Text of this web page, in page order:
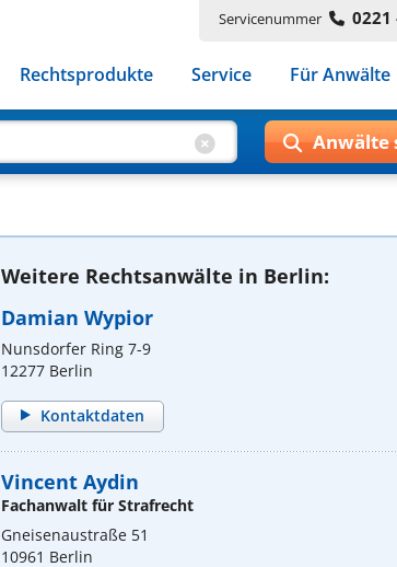
Servicenummer 0221
Rechtsprodukte Service Für Anwälte
Weitere Rechtsanwälte in Berlin:
Damian Wypior
Nunsdorfer Ring 7-9
12277 Berlin
Kontaktdaten
Vincent Aydin
Fachanwalt für Strafrecht
Gneisenaustraße 51
10961 Berlin